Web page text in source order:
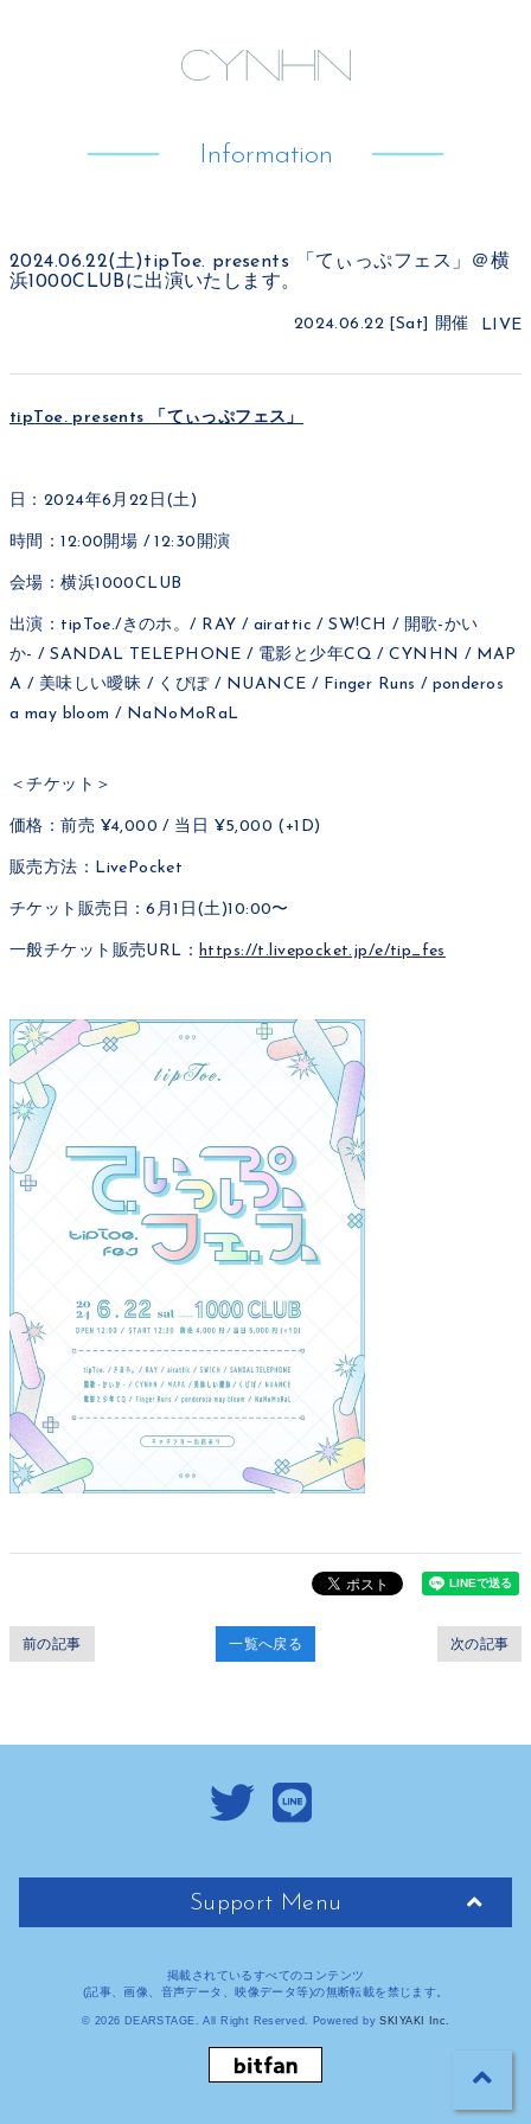
Information
2024.06.22(土)tipToe. presents 「てぃっぷフェス」＠横
浜1000CLUBに出演いたします。
2024.06.22 [Sat] 開催 LIVE
tipToe. presents 「てぃっぷフェス」
日：2024年6月22日(土)
時間：12:00開場 / 12:30開演
会場：横浜1000CLUB
出演：tipToe./きのホ。/ RAY / airattic / SW!CH / 開歌-かい
か- / SANDAL TELEPHONE / 電影と少年CQ / CYNHN / MAP
A / 美味しい曖昧 / くぴぽ / NUANCE / Finger Runs / ponderos
a may bloom / NaNoMoRaL
＜チケット＞
価格：前売 ¥4,000 / 当日 ¥5,000 (+1D)
販売方法：LivePocket
チケット販売日：6月1日(土)10:00〜
一般チケット販売URL：https://t.livepocket.jp/e/tip_fes
次の記事
一覧へ戻る
前の記事
Support Menu
掲載されているすべてのコンテンツ
(記事、画像、音声データ、映像データ等)の無断転載を禁じます。
© 2026 DEARSTAGE. All Right Reserved. Powered bySKIYAKI Inc.